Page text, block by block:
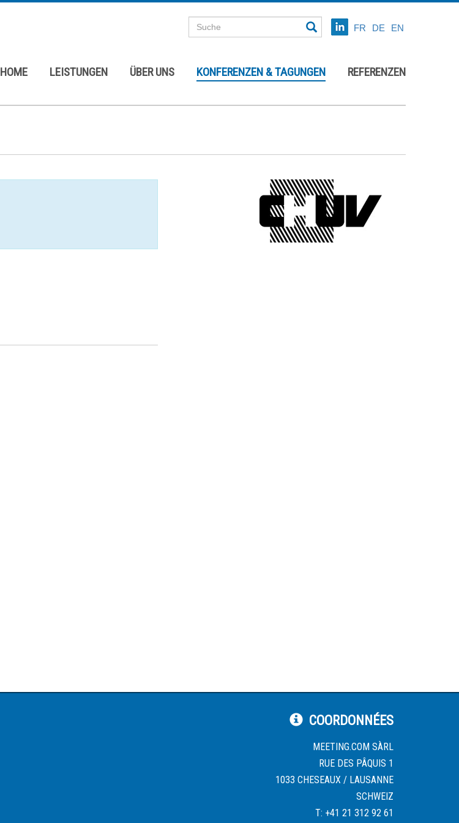
FR DE EN
HOME LEISTUNGEN ÜBER UNS KONFERENZEN & TAGUNGEN REFERENZEN
COORDONNÉES
MEETING.COM SÀRL
RUE DES PÂQUIS 1
1033 CHESEAUX / LAUSANNE
SCHWEIZ
T: +41 21 312 92 61